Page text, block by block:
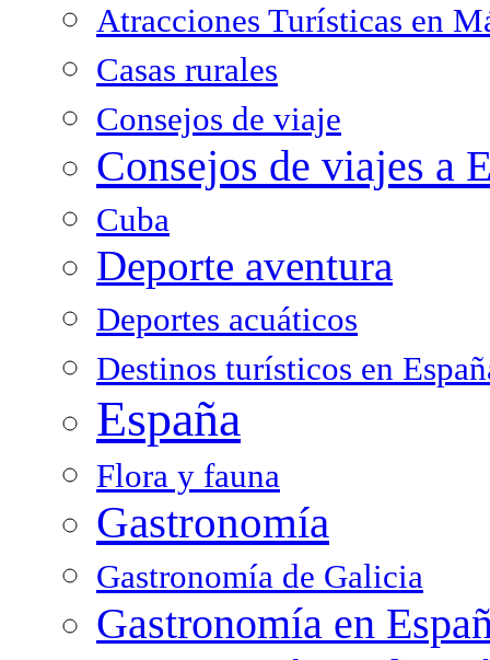
Atracciones Turísticas en
Casas rurales
Consejos de viaje
Consejos de viajes a
Cuba
Deporte aventura
Deportes acuáticos
Destinos turísticos en
España
Flora y fauna
Gastronomía
Gastronomía de Galicia
Gastronomía en